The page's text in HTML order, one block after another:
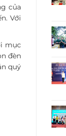
của
Với
mục
đèn
quý